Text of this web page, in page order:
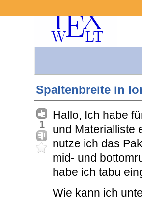
Spaltenbreite in
1
Hallo, Ich habe
und Materialliste
nutze ich das
mid- und
habe ich tabu
Wie kann ich